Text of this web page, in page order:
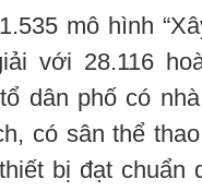
mô hình
với 28.116
dân phố có
có sân thể
bị đạt chuẩn